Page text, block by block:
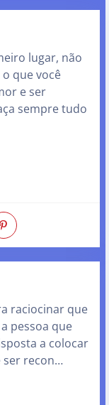
lugar, não
que você
e ser
sempre tudo
raciocinar que
pessoa que
a colocar
ser recon…